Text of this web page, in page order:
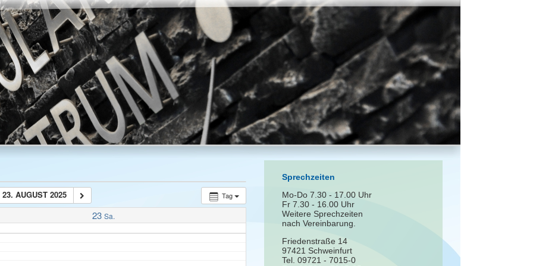
Tag
23. AUGUST 2025
23 Sa.
Sprechzeiten
Mo-Do 7.30 - 17.00 Uhr
Fr 7.30 - 16.00 Uhr
Weitere Sprechzeiten
nach Vereinbarung.
Friedenstraße 14
97421 Schweinfurt
Tel. 09721 - 7015-0